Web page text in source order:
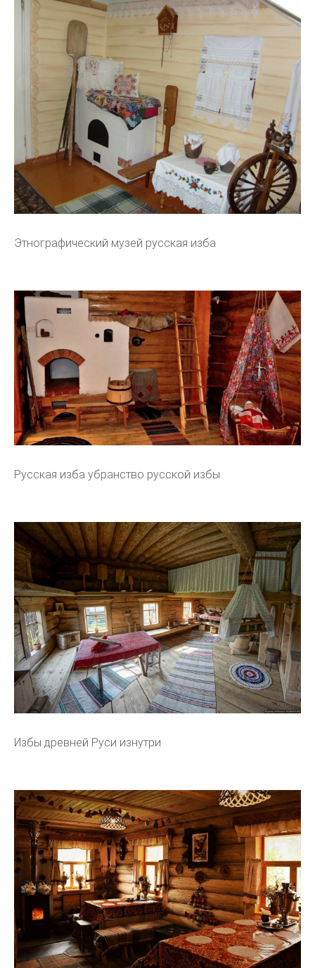
Этнографический музей русская изба
Русская изба убранство русской избы
Избы древней Руси изнутри